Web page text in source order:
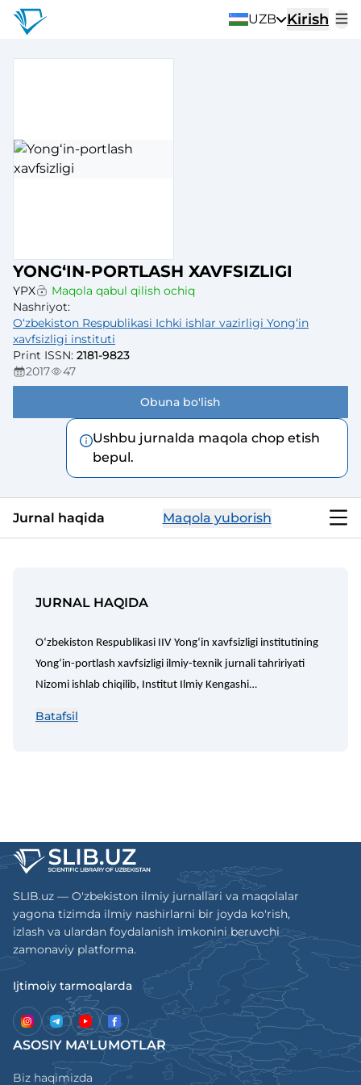
UZB Kirish
YONGʻIN-PORTLASH XAVFSIZLIGI
YPX
Maqola qabul qilish ochiq
Nashriyot:
Oʻzbekiston Respublikasi Ichki ishlar vazirligi Yongʻin
xavfsizligi instituti
Print ISSN: 2181-9823
2017
47
Obuna bo'lish
Ushbu jurnalda maqola chop etish
bepul.
Jurnal haqida Maqola yuborish
JURNAL HAQIDA
Oʻzbekiston Respublikasi IIV Yongʻin xavfsizligi institutining
Yongʻin-portlash xavfsizligi ilmiy-texnik jurnali tahririyati
Nizomi ishlab chiqilib, Institut Ilmiy Kengashi
son qarori bilan texnika fanlari boʻyicha disssertatsiyalar
asosiy ilmiy natijalarini chop etish tavsiya etilgan ilmiy
nashrlar roʻyxatiga kiritildi. Mazkur jurnalning 2018-yilda 2
ta, 2019-yilda 1 ta soni nashr etildi.
Batafsil
SLIB.uz — O'zbekiston ilmiy jurnallari va maqolalar
yagona tizimda ilmiy nashirlarni bir joyda ko'rish,
izlash va ulardan foydalanish imkonini beruvchi
zamonaviy platforma.
Ijtimoiy tarmoqlarda
ASOSIY MA'LUMOTLAR
Biz haqimizda